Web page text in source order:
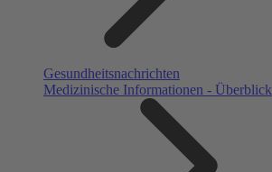
Gesundheitsnachrichten
Medizinische Informationen - Überblick